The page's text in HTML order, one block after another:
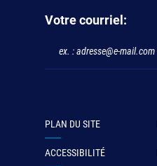
Votre courriel:
PLAN DU SITE
ACCESSIBILITÉ